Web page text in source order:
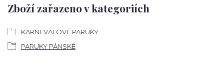
Zboží zařazeno v kategoriích
KARNEVALOVÉ PARUKY
PARUKY PÁNSKÉ